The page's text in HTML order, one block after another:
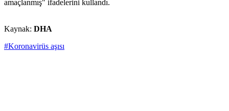
amaçlanmış" ifadelerini kullandı.
Kaynak: DHA
#Koronavirüs aşısı